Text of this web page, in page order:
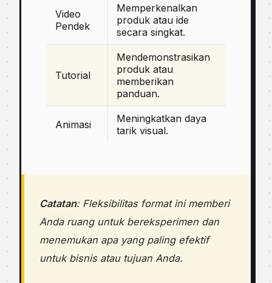
Video
Pendek
Memperkenalkan
produk atau ide
secara singkat.
Tutorial
Mendemonstrasikan
produk atau
memberikan
panduan.
Animasi
Meningkatkan daya
tarik visual.
Catatan: Fleksibilitas format ini memberi
Anda ruang untuk bereksperimen dan
menemukan apa yang paling efektif
untuk bisnis atau tujuan Anda.